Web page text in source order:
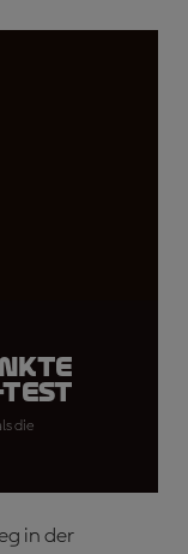
Test
die
in der